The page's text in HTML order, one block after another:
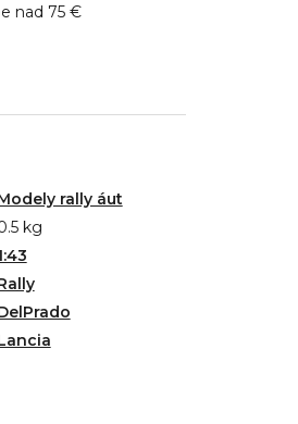
nad 75 €
rally áut
kg